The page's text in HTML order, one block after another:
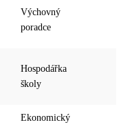
Výchovný
poradce
Hospodářka
školy
Ekonomický